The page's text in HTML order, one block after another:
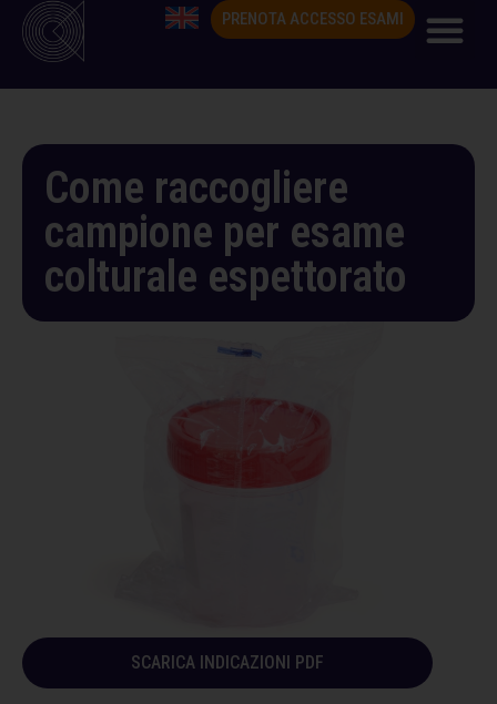
PRENOTA ACCESSO ESAMI
Come raccogliere
campione per esame
colturale espettorato
SCARICA INDICAZIONI PDF